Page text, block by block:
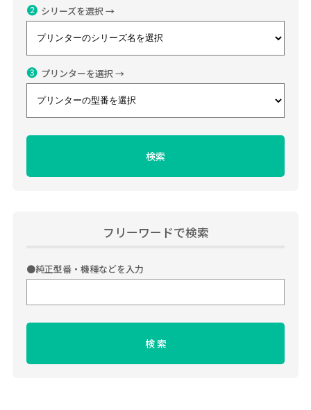
❷ シリーズを選択 →
❸ プリンターを選択 →
フリーワードで検索
●純正型番・機種などを入力